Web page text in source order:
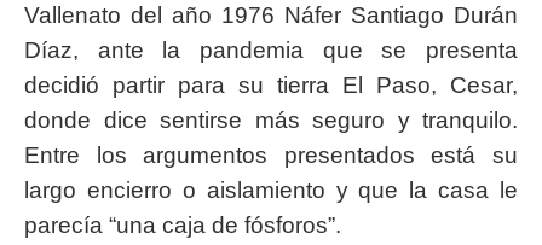
Vallenato del año 1976 Náfer Santiago Durán
Díaz, ante la pandemia que se presenta
decidió partir para su tierra El Paso, Cesar,
donde dice sentirse más seguro y tranquilo.
Entre los argumentos presentados está su
largo encierro o aislamiento y que la casa le
parecía “una caja de fósforos”.